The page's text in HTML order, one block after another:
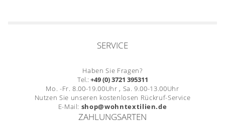
SERVICE
Haben Sie Fragen?
Tel.: +49 (0) 3721 395311
Mo. -Fr. 8.00-19.00Uhr , Sa. 9.00-13.00Uhr
Nutzen Sie unseren kostenlosen Rückruf-Service
E-Mail: shop@wohntextilien.de
ZAHLUNGSARTEN